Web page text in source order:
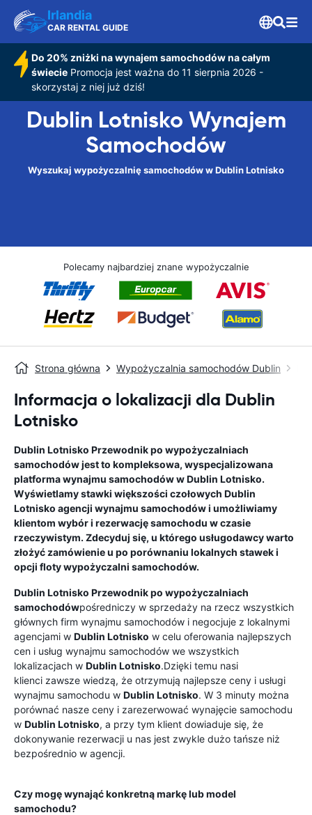
Irlandia
CAR RENTAL GUIDE
Do 20% zniżki na wynajem samochodów na całym
świeciePromocja jest ważna do 11 sierpnia 2026 -
skorzystaj z niej już dziś!
Dublin Lotnisko Wynajem
Samochodów
Wyszukaj wypożyczalnię samochodów w Dublin Lotnisko
Polecamy najbardziej znane wypożyczalnie
Strona główna Wypożyczalnia samochodów Dublin
Informacja o lokalizacji dla Dublin
Lotnisko
Dublin Lotnisko Przewodnik po wypożyczalniach
samochodówjest to kompleksowa, wyspecjalizowana
platforma wynajmu samochodów wDublin Lotnisko.
Wyświetlamy stawki większości czołowych Dublin
Lotnisko agencji wynajmu samochodów i umożliwiamy
klientom wybór i rezerwację samochodu w czasie
rzeczywistym. Zdecyduj się, u którego usługodawcy warto
złożyć zamówienie u po porównaniu lokalnych stawek i
opcji floty wypożyczalni samochodów.
Dublin Lotnisko Przewodnik po wypożyczalniach
samochodówpośredniczy w sprzedaży na rzecz wszystkich
głównych firm wynajmu samochodów i negocjuje z lokalnymi
agencjami w Dublin Lotnisko w celu oferowania najlepszych
cen i usług wynajmu samochodów we wszystkich
lokalizacjach w Dublin Lotnisko.Dzięki temu nasi
klienci zawsze wiedzą, że otrzymują najlepsze ceny i usługi
wynajmu samochodu w Dublin Lotnisko. W 3 minuty można
porównać nasze ceny i zarezerwować wynajęcie samochodu
w Dublin Lotnisko, a przy tym klient dowiaduje się, że
dokonywanie rezerwacji u nas jest zwykle dużo tańsze niż
bezpośrednio w agencji.
Czy mogę wynająć konkretną markę lub model
samochodu?